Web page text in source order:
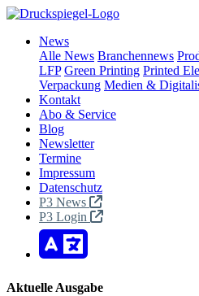
News
Alle News Branchennews
LFP Green Printing Printed
Verpackung Medien &
Kontakt
Abo & Service
Blog
Newsletter
Termine
Impressum
Datenschutz
P3 News
P3 Login
Aktuelle Ausgabe